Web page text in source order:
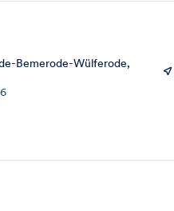
Bemerode-Wülferode,